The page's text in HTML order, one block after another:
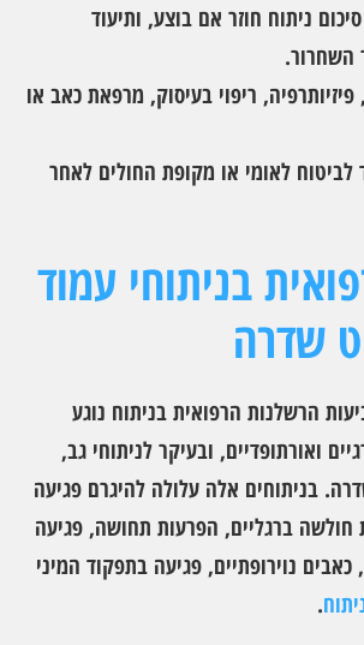
ניתוח חוזר אם בוצע, ותיעוד
השחרור.
ריפוי בעיסוק, מרפאת כאב או
לביטוח לאומי או מקופת החולים לאחר
בניתוחי עמוד
שדרה
הרשלנות הרפואית בניתוח נוגע
ואורתופדיים, ובעיקר לניתוחי גב,
בניתוחים אלה עלולה להיגרם פגיעה
ברגליים, הפרעות תחושה, פגיעה
נוירופתיים, פגיעה בתפקוד המיני
.